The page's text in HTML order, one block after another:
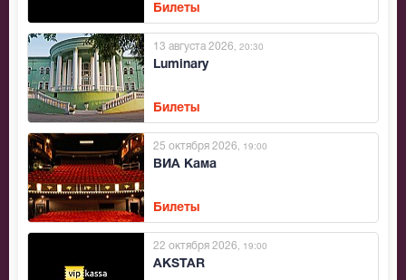
Билеты
Luminary
13 августа 2026 , 20:30
Билеты
ВИА Кама
25 октября 2026 , 19:00
Билеты
AKSTAR
22 октября 2026 , 19:00